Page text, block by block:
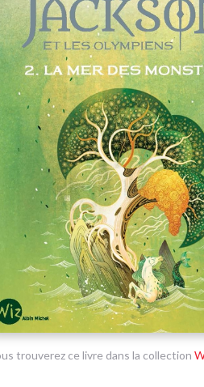
trouverez ce livre dans la collection